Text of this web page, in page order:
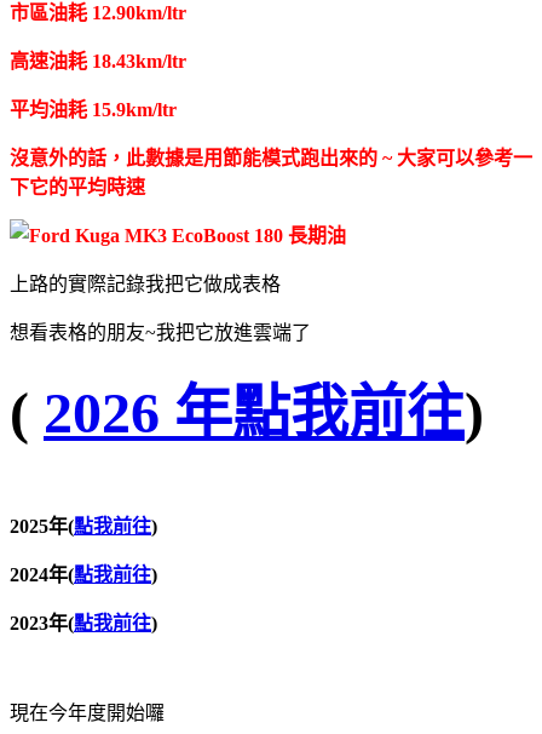
市區油耗 12.90km/ltr
高速油耗 18.43km/ltr
平均油耗 15.9km/ltr
沒意外的話，此數據是用節能模式跑出來的 ~ 大家可以參考一
下它的平均時速
上路的實際記錄我把它做成表格
想看表格的朋友~我把它放進雲端了
( 2026 年點我前往)
2025年(點我前往)
2024年(點我前往)
2023年(點我前往)
現在今年度開始囉